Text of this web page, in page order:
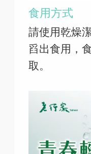
食用方式
請使用乾燥
舀出食用，
取。